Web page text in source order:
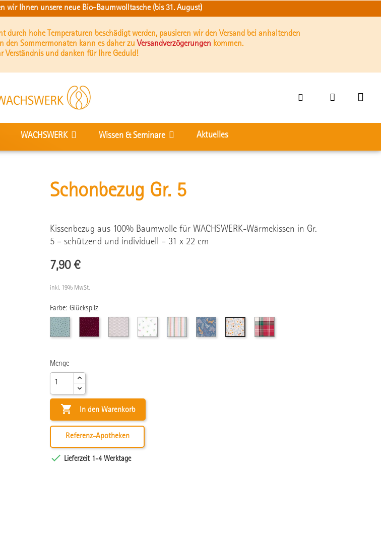
wir Ihnen unsere neue Bio-Baumwolltasche (bis 31. August)
durch hohe Temperaturen beschädigt werden, pausieren wir den Versand bei anhaltenden
den Sommermonaten kann es daher zu Versandverzögerungen kommen.
Verständnis und danken für Ihre Geduld!
WACHSWERK Wissen & Seminare Aktuelles
Schonbezug Gr. 5
Kissenbezug aus 100% Baumwolle für WACHSWERK-Wärmekissen in Gr.
5 – schützend und individuell – 31 x 22 cm
7,90 €
inkl. 19% MwSt.
Farbe: Glückspilz
Mint
mit
Weinrot
mit
Grau
Streifen Füchse Glückspilz Rot-
grün
Menge
 In den Warenkorb
Referenz-Apotheken
 Lieferzeit 1-4 Werktage